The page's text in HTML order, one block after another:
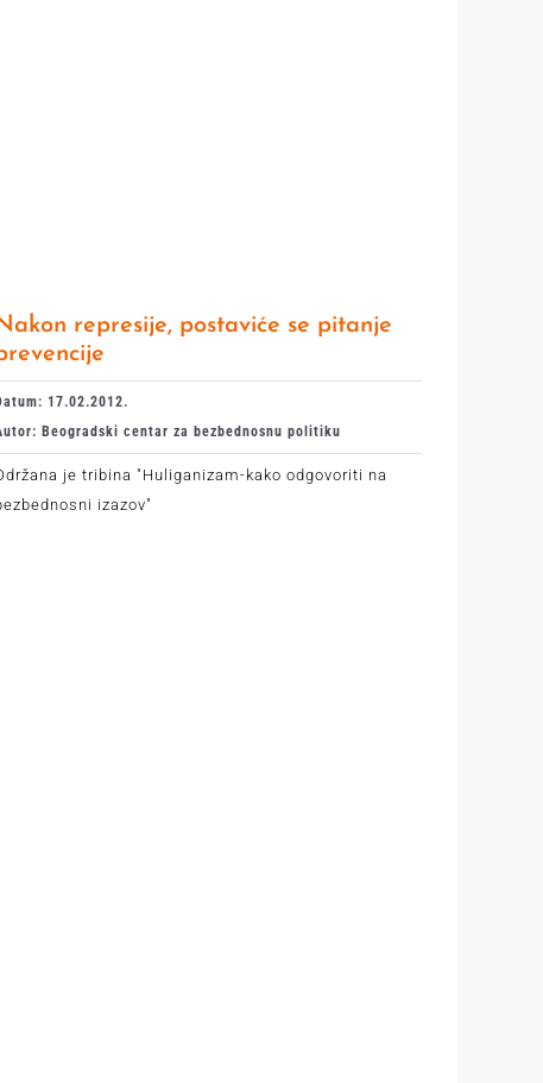
represije, postaviće se pitanje
17.02.2012.
Beogradski centar za bezbednosnu politiku
je tribina "Huliganizam-kako odgovoriti na
izazov"